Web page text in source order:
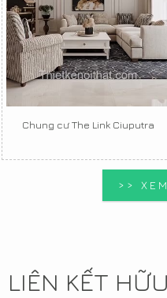
Chung cư The Link Ciuputra
>>
LIÊN KẾT